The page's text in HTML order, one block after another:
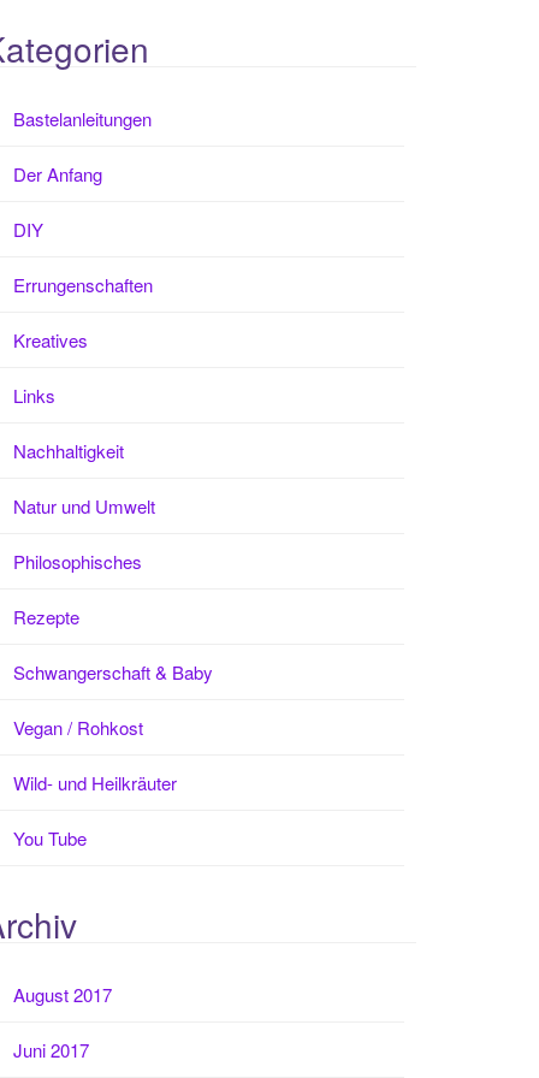
Bastelanleitungen
Der Anfang
DIY
Errungenschaften
Kreatives
Links
Nachhaltigkeit
Natur und Umwelt
Philosophisches
Rezepte
Schwangerschaft & Baby
Vegan / Rohkost
Wild- und Heilkräuter
You Tube
August 2017
Juni 2017